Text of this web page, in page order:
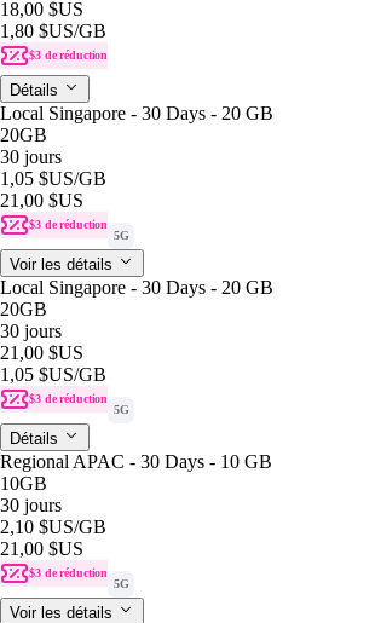
18,00 $US
1,80 $US/GB
$3 de réduction
Détails
Local Singapore - 30 Days - 20 GB
20GB
30 jours
1,05 $US/GB
21,00 $US
$3 de réduction
5G
Voir les détails
Local Singapore - 30 Days - 20 GB
20GB
30 jours
21,00 $US
1,05 $US/GB
$3 de réduction
5G
Détails
Regional APAC - 30 Days - 10 GB
10GB
30 jours
2,10 $US/GB
21,00 $US
$3 de réduction
5G
Voir les détails